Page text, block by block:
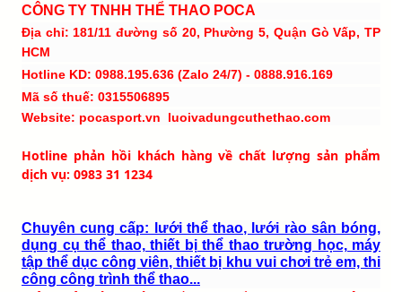
CÔNG TY TNHH THỂ THAO POCA
Địa chỉ: 181/11 đường số 20, Phường 5, Quận Gò Vấp, TP
HCM
Hotline KD: 0988.195.636 (Zalo 24/7) - 0888.916.169
Mã số thuế: 0315506895
Website: pocasport.vn luoivadungcuthethao.com
Hotline phản hồi khách hàng về chất lượng sản phẩm
dịch vụ: 0983 31 1234
Chuyên cung cấp: lưới thể thao, lưới rào sân bóng,
dụng cụ thể thao, thiết bị thể thao trường học, máy
tập thể dục công viên, thiết bị khu vui chơi trẻ em, thi
công công trình thể thao...